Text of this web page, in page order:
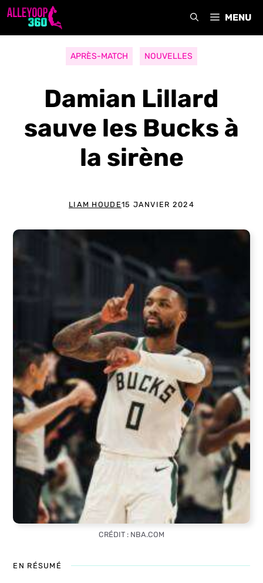
Aller
MENU
APRÈS-MATCH NOUVELLES
Damian Lillard
sauve les Bucks à
la sirène
LIAM HOUDE15 JANVIER 2024
CRÉDIT : NBA.COM
EN RÉSUMÉ